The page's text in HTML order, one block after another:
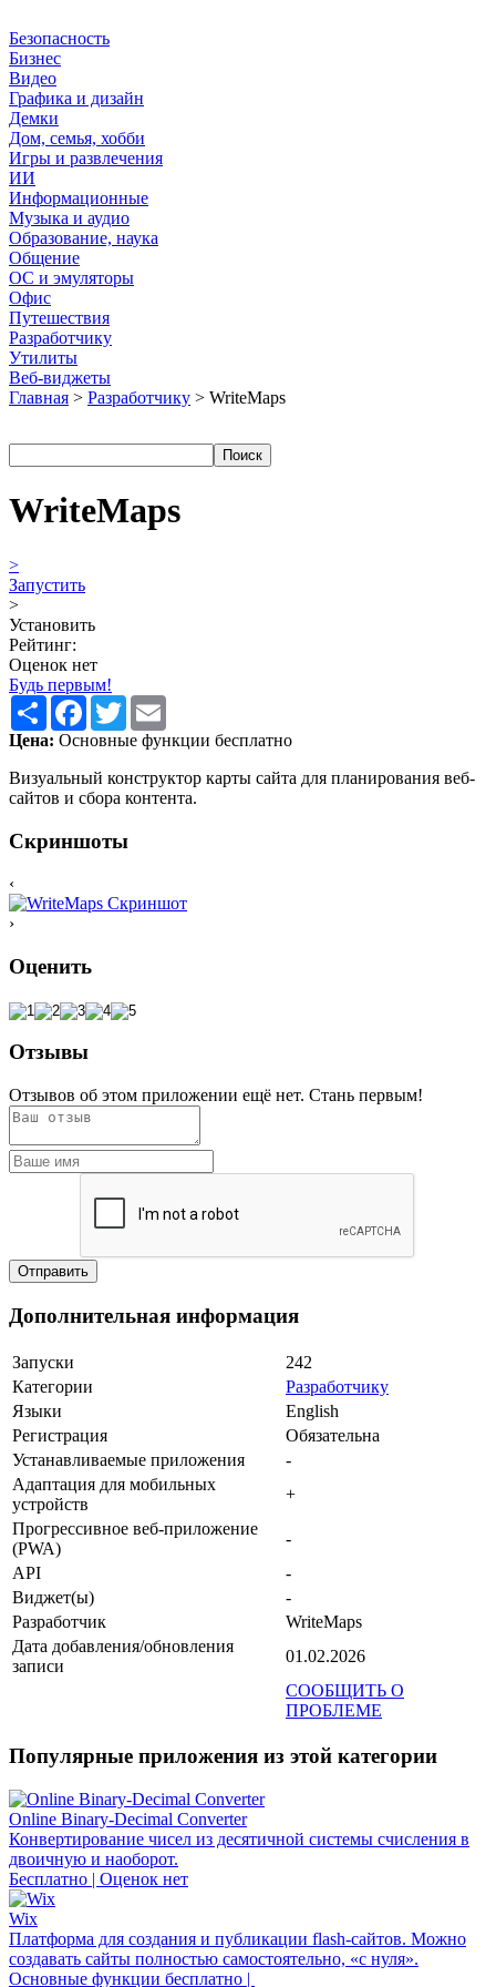
Безопасность
Бизнес
Видео
Графика и дизайн
Демки
Дом, семья, хобби
Игры и развлечения
ИИ
Информационные
Музыка и аудио
Образование, наука
Общение
ОС и эмуляторы
Офис
Путешествия
Разработчику
Утилиты
Веб-виджеты
Главная > Разработчику > WriteMaps
WriteMaps
>
Запустить
>
Установить
Рейтинг:
Оценок нет
Будь первым!
Share Facebook
Twitter
Цена: Основные функции бесплатно
Визуальный конструктор карты сайта для планирования веб-
сайтов и сбора контента.
Скриншоты
‹
›
Оценить
Отзывы
Отзывов об этом приложении ещё нет. Стань первым!
Дополнительная информация
Запуски
242
Категории
Разработчику
Языки
English
Регистрация
Обязательна
Устанавливаемые приложения
-
Адаптация для мобильных
устройств
+
Прогрессивное веб-приложение
(PWA)
-
API
-
Виджет(ы)
-
Разработчик
WriteMaps
Дата добавления/обновления
записи
01.02.2026
СООБЩИТЬ О
ПРОБЛЕМЕ
Популярные приложения из этой категории
Online Binary-Decimal Converter
Конвертирование чисел из десятичной системы счисления в
двоичную и наоборот.
Бесплатно | Оценок нет
Wix
Платформа для создания и публикации flash-сайтов. Можно
создавать сайты полностью самостоятельно, «с нуля».
Основные функции бесплатно |